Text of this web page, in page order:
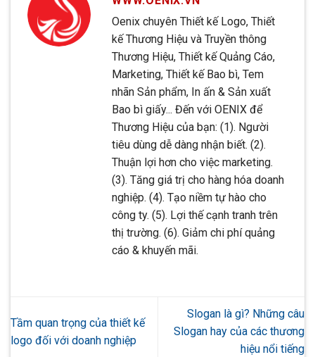
Oenix chuyên Thiết kế Logo, Thiết
kế Thương Hiệu và Truyền thông
Thương Hiệu, Thiết kế Quảng Cáo,
Marketing, Thiết kế Bao bì, Tem
nhãn Sản phẩm, In ấn & Sản xuất
Bao bì giấy... Đến với OENIX để
Thương Hiệu của bạn: (1). Người
tiêu dùng dễ dàng nhận biết. (2).
Thuận lợi hơn cho việc marketing.
(3). Tăng giá trị cho hàng hóa doanh
nghiệp. (4). Tạo niềm tự hào cho
công ty. (5). Lợi thế cạnh tranh trên
thị trường. (6). Giảm chi phí quảng
cáo & khuyến mãi.
Tầm quan trọng của thiết kế
logo đối với doanh nghiệp
Slogan là gì? Những câu
Slogan hay của các thương
hiệu nổi tiếng